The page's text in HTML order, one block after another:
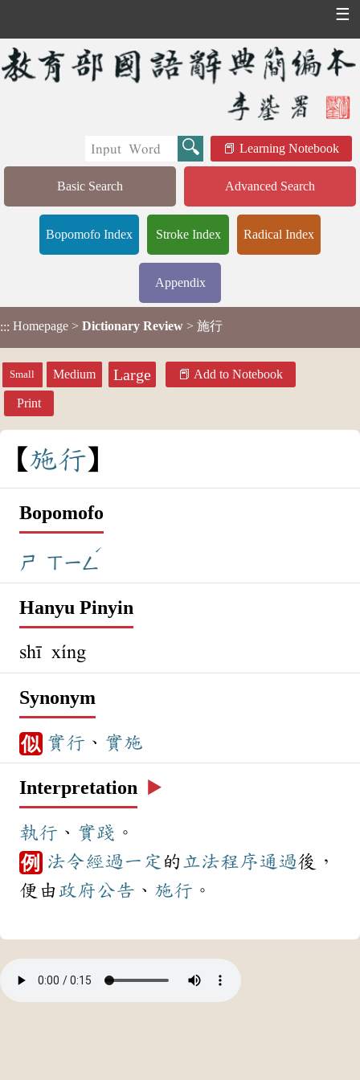
☰
Learning Notebook
Basic Search Advanced Search
Bopomofo Index Stroke Index Radical Index
Appendix
::: Homepage > Dictionary Review > 施行
Small Medium Large Add to Notebook
Print
施行
Bopomofo
ㄕ ㄒㄧㄥ
ˊ
Hanyu Pinyin
shī xíng
Synonym
似 實行 、 實施
Interpretation ▶️
執行 、 實踐 。
例 法令經過一定 的 立法程序通過後，
便由 政府公告 、 施行 。